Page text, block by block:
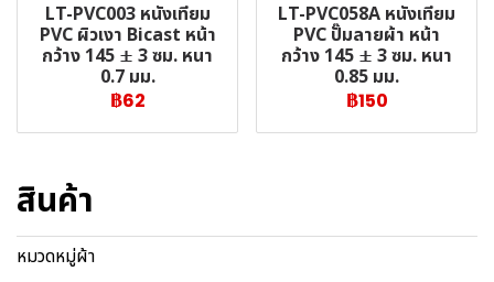
LT-PVC003 หนังเทียม
PVC ผิวเงา Bicast หน้า
กว้าง 145 ± 3 ซม. หนา
0.7 มม.
฿62
LT-PVC058A หนังเทียม
PVC ปั๊มลายผ้า หน้า
กว้าง 145 ± 3 ซม. หนา
0.85 มม.
฿150
สินค้า
หมวดหมู่ผ้า